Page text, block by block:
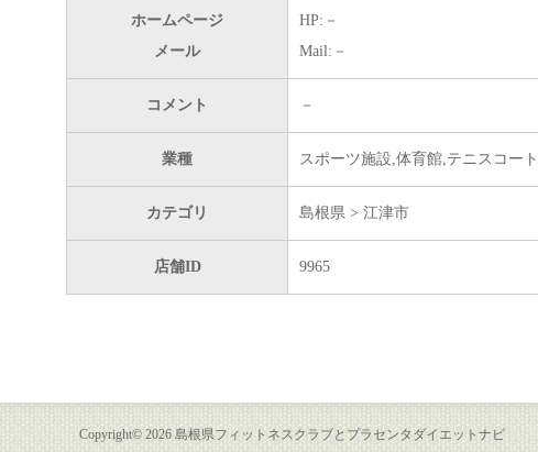
ホームページ
メール
HP:－
Mail:－
コメント －
業種 スポーツ施設,体育館,テニスコー
カテゴリ 島根県 > 江津市
店舗ID 9965
Copyright©2026 島根県フィットネスクラブとプラセンタダイエットナビ